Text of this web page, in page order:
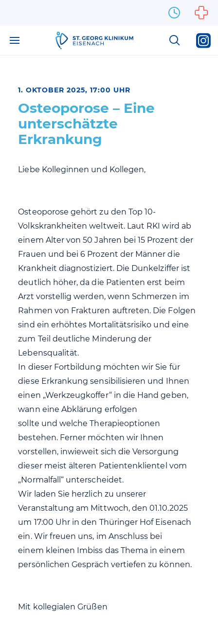
1. OKTOBER 2025, 17:00 UHR
Osteoporose – Eine
unterschätzte
Erkrankung
Liebe Kolleginnen und Kollegen,
Osteoporose gehört zu den Top 10-
Volkskrankheiten weltweit. Laut RKI wird ab
einem Alter von 50 Jahren bei 15 Prozent der
Frauen und bei 6 Prozent der Männer die
Krankheit diagnostiziert. Die Dunkelziffer ist
deutlich höher, da die Patienten erst beim
Arzt vorstellig werden, wenn Schmerzen im
Rahmen von Frakturen auftreten. Die Folgen
sind ein erhöhtes Mortalitätsrisiko und eine
zum Teil deutliche Minderung der
Lebensqualität.
In dieser Fortbildung möchten wir Sie für
diese Erkrankung sensibilisieren und Ihnen
einen „Werkzeugkoffer“ in die Hand geben,
wann eine Abklärung erfolgen
sollte und welche Therapieoptionen
bestehen. Ferner möchten wir Ihnen
vorstellen, inwieweit sich die Versorgung
dieser meist älteren Patientenklientel vom
„Normalfall“ unterscheidet.
Wir laden Sie herzlich zu unserer
Veranstaltung am Mittwoch, den 01.10.2025
um 17:00 Uhr in den Thüringer Hof Eisenach
ein. Wir freuen uns, im Anschluss bei
einem kleinen Imbiss das Thema in einem
persönlichen Gespräch vertiefen zu können.
Mit kollegialen Grüßen